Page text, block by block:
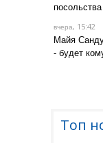
вчера, 15:42
Майя
- будет
Топ